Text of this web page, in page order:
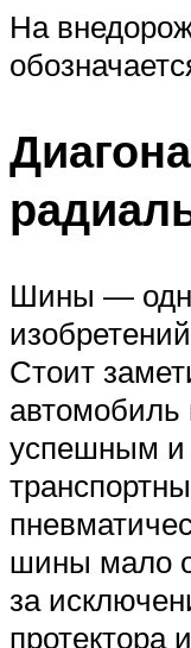
На
Шины —
Стоит
автомобиль
успешным
шины мало
за
протектора